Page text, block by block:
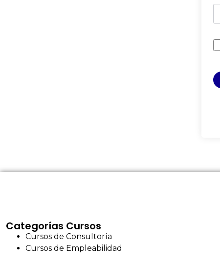
Categorías Cursos
Cursos de Consultoría
Cursos de Empleabilidad